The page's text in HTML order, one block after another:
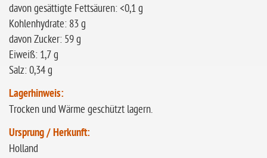
davon gesättigte Fettsäuren: <0,1 g
Kohlenhydrate: 83 g
davon Zucker: 59 g
Eiweiß: 1,7 g
Salz: 0,34 g
Lagerhinweis:
Trocken und Wärme geschützt lagern.
Ursprung / Herkunft:
Holland